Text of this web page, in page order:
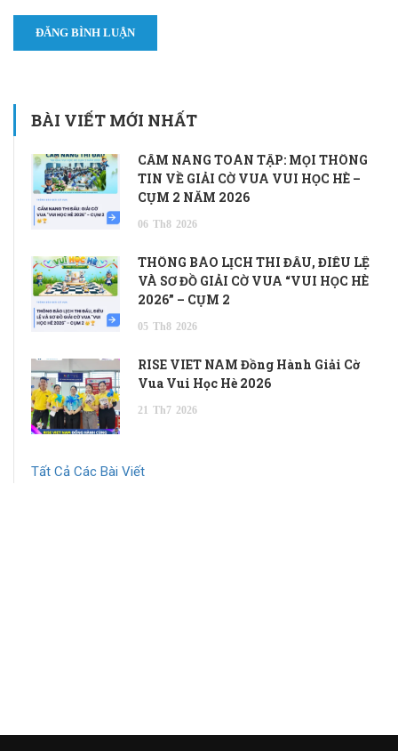
BÀI VIẾT MỚI NHẤT
CẨM NANG TOÀN TẬP: MỌI THÔNG
TIN VỀ GIẢI CỜ VUA VUI HỌC HÈ –
CỤM 2 NĂM 2026
06 Th8 2026
THÔNG BÁO LỊCH THI ĐẤU, ĐIỀU LỆ
VÀ SƠ ĐỒ GIẢI CỜ VUA “VUI HỌC HÈ
2026” – CỤM 2
05 Th8 2026
RISE VIET NAM Đồng Hành Giải Cờ
Vua Vui Học Hè 2026
21 Th7 2026
Tất Cả Các Bài Viết